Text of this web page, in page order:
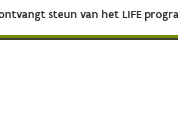
steun van het LIFE